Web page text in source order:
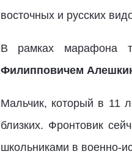
восточных и русских
В рамках марафона
Филипповичем
Мальчик, который в 11
близких. Фронтовик
школьниками в военно-